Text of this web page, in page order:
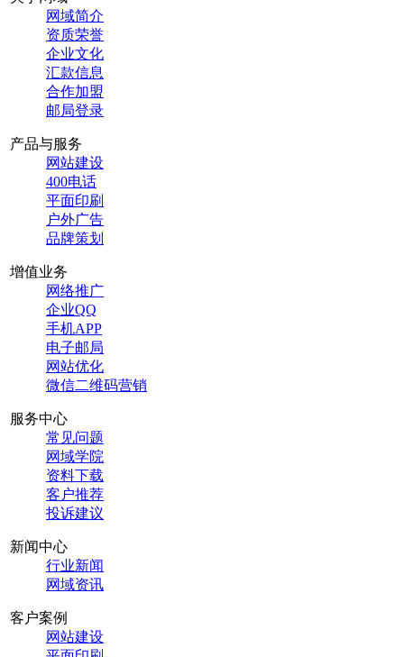
网域简介
资质荣誉
企业文化
汇款信息
合作加盟
邮局登录
产品与服务
网站建设
400电话
平面印刷
户外广告
品牌策划
增值业务
网络推广
企业QQ
手机APP
电子邮局
网站优化
微信二维码营销
服务中心
常见问题
网域学院
资料下载
客户推荐
投诉建议
新闻中心
行业新闻
网域资讯
客户案例
网站建设